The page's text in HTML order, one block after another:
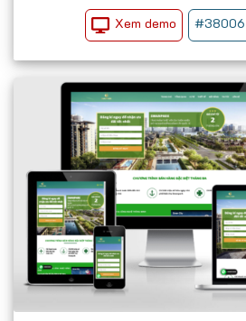
là:
Xem demo #38006